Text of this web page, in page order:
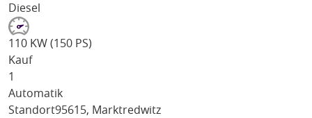
Diesel
110 KW (150 PS)
Kauf
1
Automatik
Standort95615, Marktredwitz